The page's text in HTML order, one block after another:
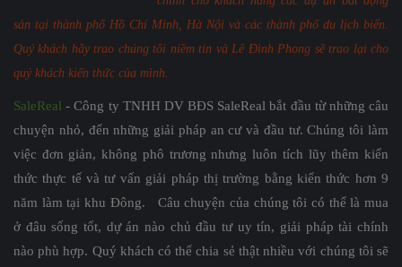
sản tại thành phố Hồ Chí Minh, Hà Nội và các thành phố du lịch biển.
Quý khách hãy trao chúng tôi niềm tin và Lê Đình Phong sẽ trao lại cho
quý khách kiến thức của mình.
SaleReal - Công ty TNHH DV BĐS SaleReal bắt đầu từ những câu
chuyện nhỏ, đến những giải pháp an cư và đầu tư. Chúng tôi làm
việc đơn giản, không phô trương nhưng luôn tích lũy thêm kiến
thức thực tế và tư vấn giải pháp thị trường bằng kiến thức hơn 9
năm làm tại khu Đông. Câu chuyện của chúng tôi có thể là mua
ở đâu sống tốt, dự án nào chủ đầu tư uy tín, giải pháp tài chính
nào phù hợp. Quý khách có thể chia sẻ thật nhiều với chúng tôi sẽ